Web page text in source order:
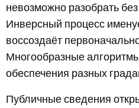
невозможно разобрать
Инверсный процесс
воссоздаёт
Многообразные
обеспечения разных
Публичные сведения